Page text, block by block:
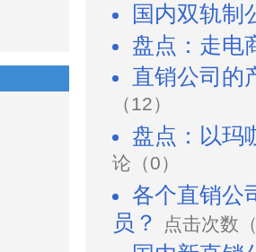
国内双轨制
盘点：走电
直销公司的
（12）
盘点：以玛
论（0）
各个直销公
员？
点击次数